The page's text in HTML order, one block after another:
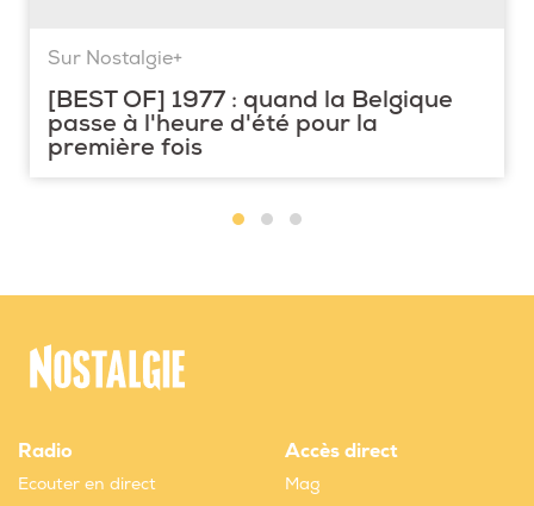
Sur Nostalgie+
[BEST OF] 1977 : quand la Belgique
passe à l'heure d'été pour la
première fois
Radio
Ecouter en direct
Accès direct
Mag